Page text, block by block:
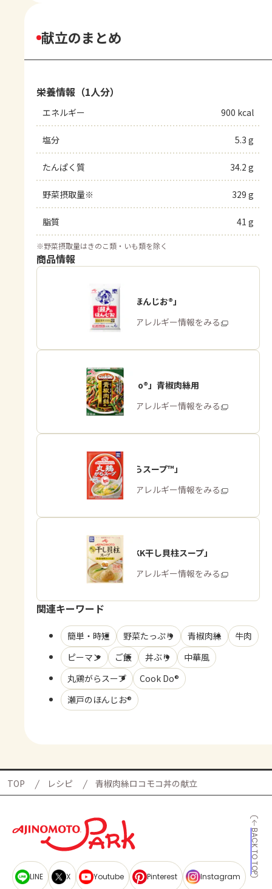
献立のまとめ
栄養情報（1人分）
エネルギー 900 kcal
塩分 5.3 g
たんぱく質 34.2 g
野菜摂取量※ 329 g
脂質 41 g
※野菜摂取量はきのこ類・いも類を除く
商品情報
「瀬戸のほんじお®」
商品・アレルギー情報をみる
「Cook Do®」青椒肉絲用
商品・アレルギー情報をみる
「丸鶏がらスープ™」
商品・アレルギー情報をみる
「味の素KK干し貝柱スープ」
商品・アレルギー情報をみる
関連キーワード
簡単・時短 野菜たっぷり 青椒肉絲
牛肉
ピーマン
ご飯 丼ぶり
中華風
丸鶏がらスープ
Cook Do®
瀬戸のほんじお®
TOP レシピ 青椒肉絲ロコモコ丼の献立
BACK TO TOP
LINE X Youtube Pinterest Instagram